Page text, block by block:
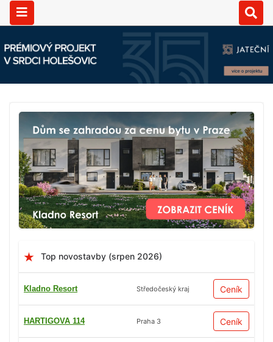
Top novostavby (srpen 2026)
Kladno Resort Středočeský kraj Ceník
HARTIGOVA 114 Praha 3 Ceník